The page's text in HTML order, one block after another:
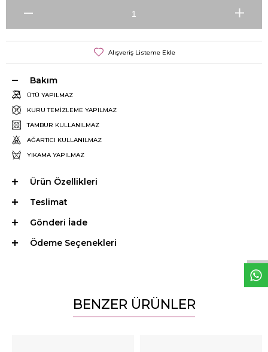
Alışveriş Listeme Ekle
Bakım
ÜTÜ YAPILMAZ
KURU TEMİZLEME YAPILMAZ
TAMBUR KULLANILMAZ
AĞARTICI KULLANILMAZ
YIKAMA YAPILMAZ
Ürün Özellikleri
Teslimat
Gönderi İade
Ödeme Seçenekleri
BENZER ÜRÜNLER